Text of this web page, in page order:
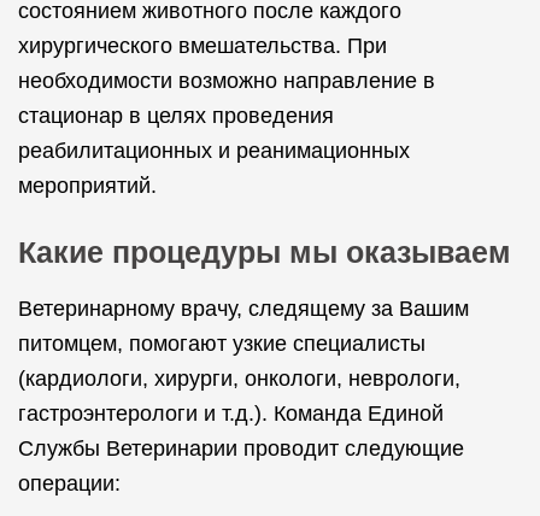
состоянием животного после каждого
хирургического вмешательства. При
необходимости возможно направление в
стационар в целях проведения
реабилитационных и реанимационных
мероприятий.
Какие процедуры мы оказываем
Ветеринарному врачу, следящему за Вашим
питомцем, помогают узкие специалисты
(кардиологи, хирурги, онкологи, неврологи,
гастроэнтерологи и т.д.). Команда Единой
Службы Ветеринарии проводит следующие
операции: